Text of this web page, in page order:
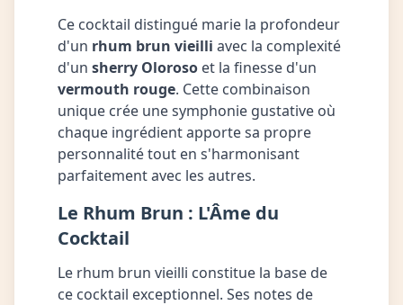
Ce cocktail distingué marie la profondeur
d'un rhum brun vieilli avec la complexité
d'un sherry Oloroso et la finesse d'un
vermouth rouge. Cette combinaison
unique crée une symphonie gustative où
chaque ingrédient apporte sa propre
personnalité tout en s'harmonisant
parfaitement avec les autres.
Le Rhum Brun : L'Âme du
Cocktail
Le rhum brun vieilli constitue la base de
ce cocktail exceptionnel. Ses notes de